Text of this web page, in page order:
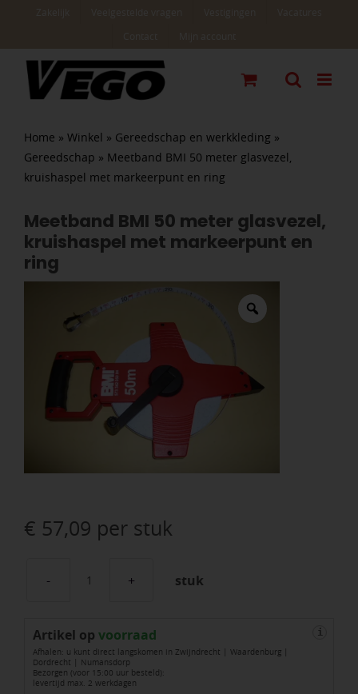
Home » Winkel » Gereedschap en werkkleding »
Gereedschap » Meetband BMI 50 meter glasvezel,
kruishaspel met markeerpunt en ring
Meetband BMI 50 meter glasvezel,
kruishaspel met markeerpunt en
ring
€ 57,09 per stuk
Meetband
50
meter
glasvezel,
stuk
Artikel op voorraad
Afhalen: u kunt direct langskomen in Zwijndrecht | Waardenburg |
Dordrecht | Numansdorp
Bezorgen (voor 15:00 uur besteld):
levertijd max. 2 werkdagen
i